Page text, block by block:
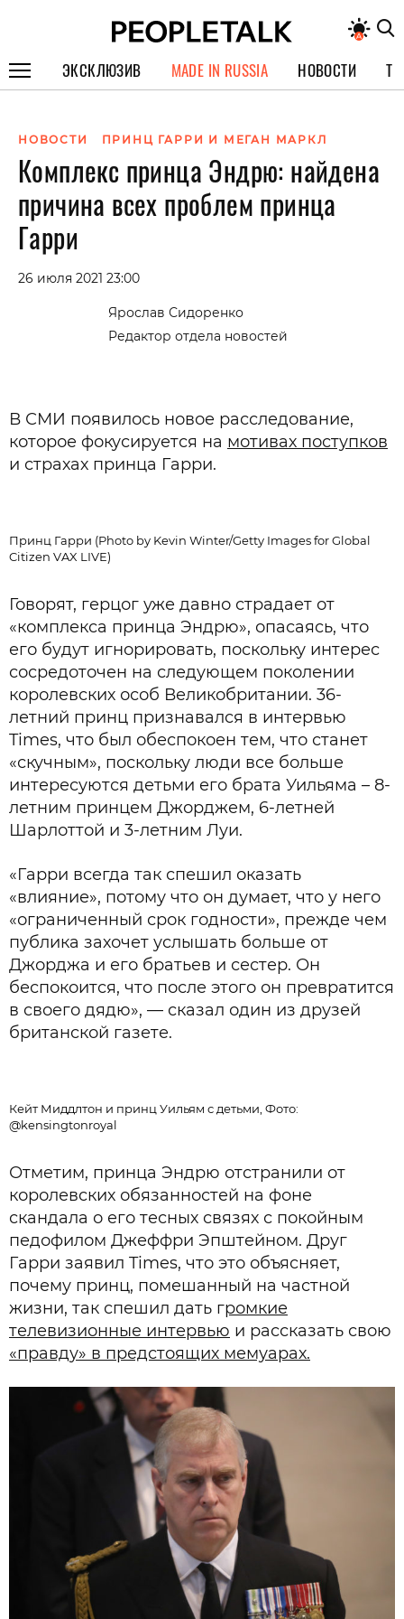
ЭКСКЛЮЗИВ
СПЕЦПРОЕКТЫ
ИНТЕРВЬЮ
ПОКОЛЕНИЕ
MADE IN RUSSIA НОВОСТИ
НОВОСТИ ПРИНЦ ГАРРИ И МЕГАН МАРКЛ
Комплекс принца Эндрю: найдена
причина всех проблем принца
Гарри
26 июля 2021 23:00
Ярослав Сидоренко
Редактор отдела новостей
В СМИ появилось новое расследование,
которое фокусируется на мотивах поступков
и страхах принца Гарри.
Принц Гарри (Photo by Kevin Winter/Getty Images for Global
Citizen VAX LIVE)
Говорят, герцог уже давно страдает от
«комплекса принца Эндрю», опасаясь, что
его будут игнорировать, поскольку интерес
сосредоточен на следующем поколении
королевских особ Великобритании. 36-
летний принц признавался в интервью
Times, что был обеспокоен тем, что станет
«скучным», поскольку люди все больше
интересуются детьми его брата Уильяма – 8-
летним принцем Джорджем, 6-летней
Шарлоттой и 3-летним Луи.
«Гарри всегда так спешил оказать
«влияние», потому что он думает, что у него
«ограниченный срок годности», прежде чем
публика захочет услышать больше от
Джорджа и его братьев и сестер. Он
беспокоится, что после этого он превратится
в своего дядю», — сказал один из друзей
британской газете.
Кейт Миддлтон и принц Уильям с детьми, Фото:
@kensingtonroyal
Отметим, принца Эндрю отстранили от
королевских обязанностей на фоне
скандала о его тесных связях с покойным
педофилом Джеффри Эпштейном. Друг
Гарри заявил Times, что это объясняет,
почему принц, помешанный на частной
жизни, так спешил дать громкие
телевизионные интервью и рассказать свою
«правду» в предстоящих мемуарах.